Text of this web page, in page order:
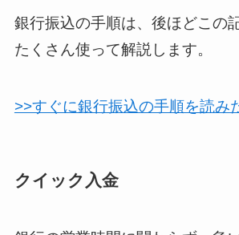
銀行振込の手順は、後ほどこの
たくさん使って解説します。
>>すぐに銀行振込の手順を読み
クイック入金